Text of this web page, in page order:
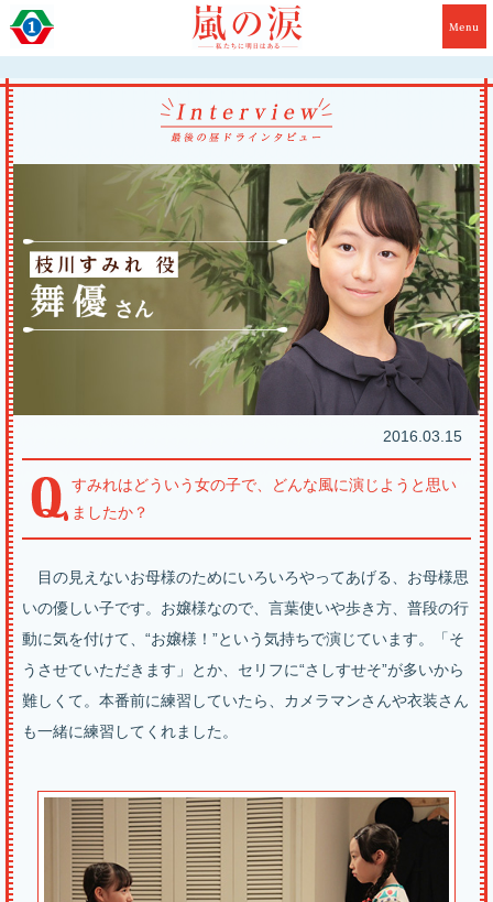
2016.03.15
すみれはどういう女の子で、どんな風に演じようと思い
ましたか？
目の見えないお母様のためにいろいろやってあげる、お母様思
いの優しい子です。お嬢様なので、言葉使いや歩き方、普段の行
動に気を付けて、“お嬢様！”という気持ちで演じています。「そ
うさせていただきます」とか、セリフに“さしすせそ”が多いから
難しくて。本番前に練習していたら、カメラマンさんや衣装さん
も一緒に練習してくれました。